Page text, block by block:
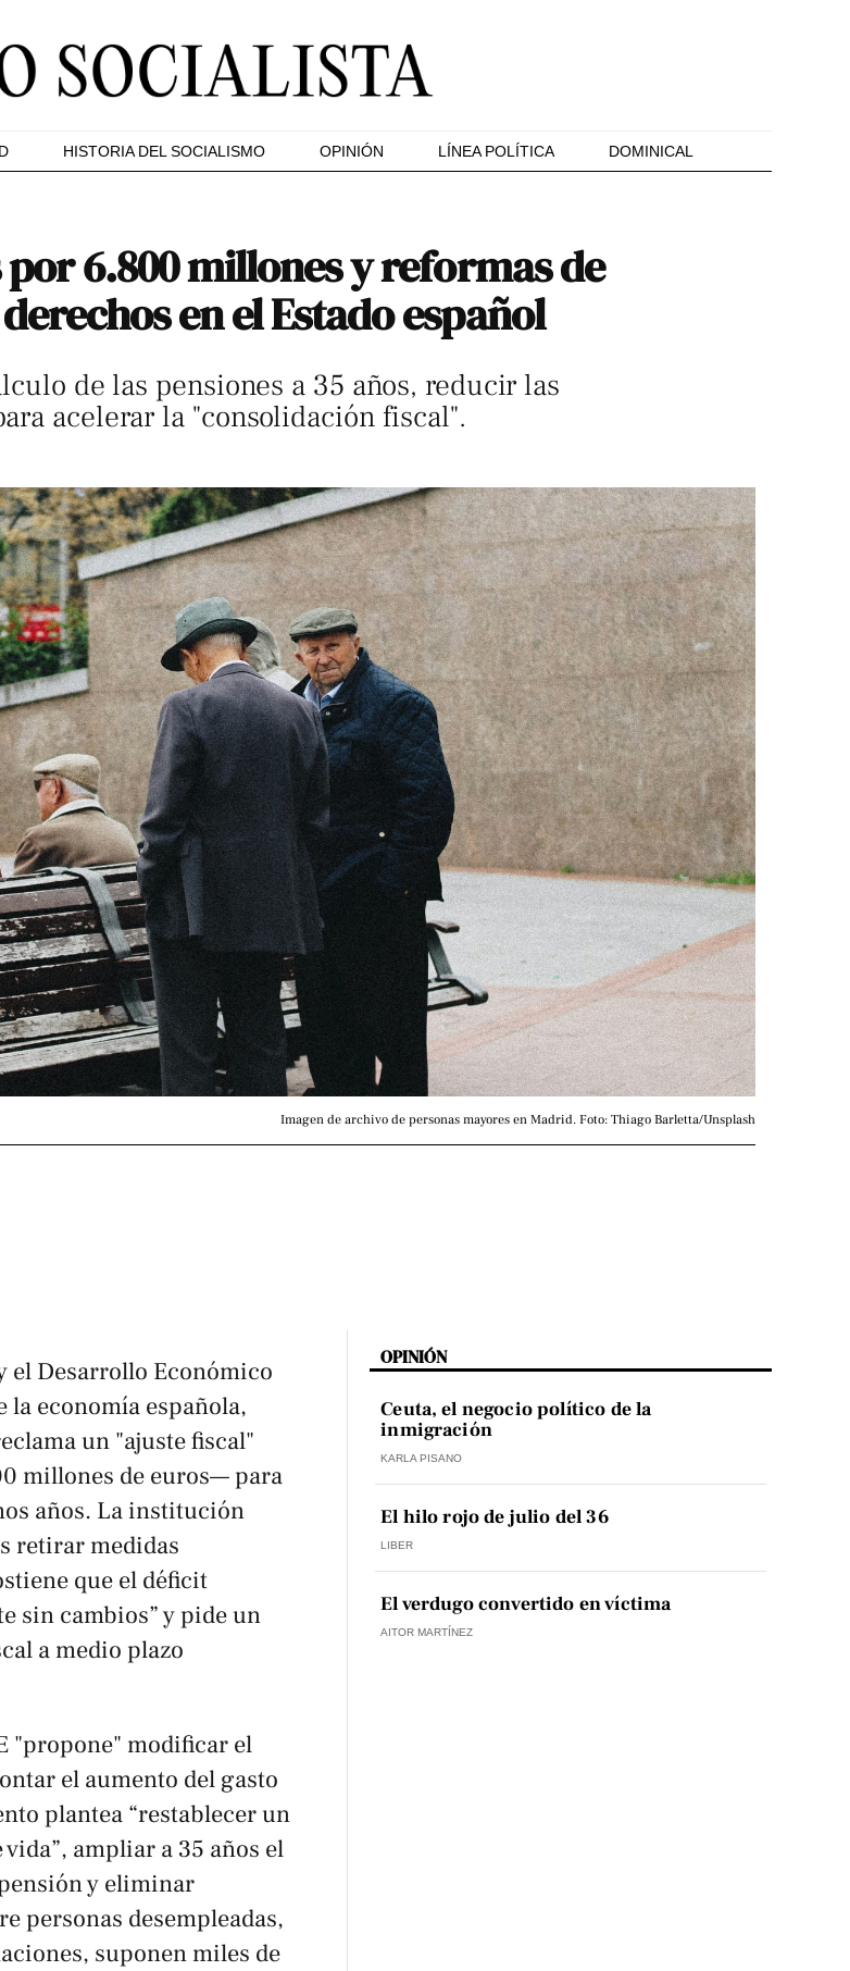
HISTORIA DEL SOCIALISMO OPINIÓN LÍNEA POLÍTICA DOMINICAL
6.800 millones y reformas de
en el Estado español
de las pensiones a 35 años, reducir las
acelerar la "consolidación fiscal".
Imagen de archivo de personas mayores en Madrid. Foto: Thiago Barletta/Unsplash
el Desarrollo Económico
economía española,
un "ajuste fiscal"
millones de euros— para
años. La institución
retirar medidas
que el déficit
sin cambios” y pide un
a medio plazo
"propone" modificar el
el aumento del gasto
plantea “restablecer un
ampliar a 35 años el
y eliminar
personas desempleadas,
suponen miles de
OPINIÓN
Ceuta, el negocio político de la
inmigración
KARLA PISANO
El hilo rojo de julio del 36
LIBER
El verdugo convertido en víctima
AITOR MARTÍNEZ